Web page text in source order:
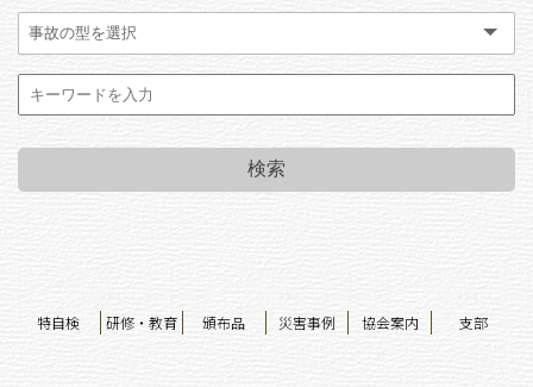
特自検 研修・教育 頒布品 災害事例 協会案内 支部